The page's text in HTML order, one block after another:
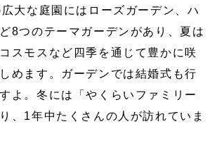
大な庭園にはローズガーデン、ハ
8つのテーマガーデンがあり、夏は
スモスなど四季を通じて豊かに咲
めます。ガーデンでは結婚式も行
よ。冬には「やくらいファミリー
、1年中たくさんの人が訪れていま